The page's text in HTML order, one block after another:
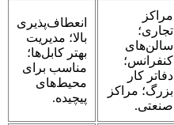
مراکز
تجاری؛
سالن‌های
کنفرانس؛
دفاتر کار
بزرگ؛ مراکز
صنعتی.
انعطاف‌پذیری
بالا؛ مدیریت
بهتر کابل‌ها؛
مناسب برای
محیط‌های
پیچیده.